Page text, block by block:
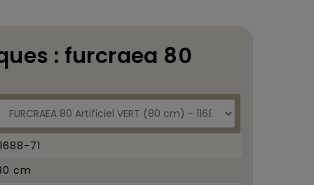
: furcraea 80
71
cm